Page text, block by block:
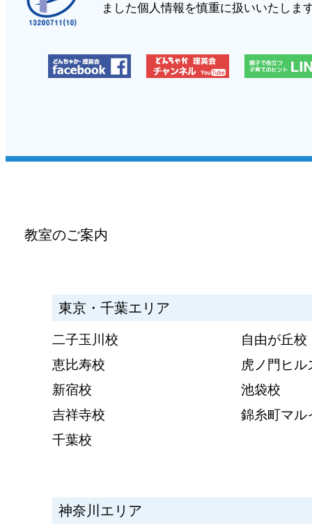
ました個人情報を慎重に扱いいたしま
教室のご案内
東京・千葉エリア
二子玉川校
自由が丘校
恵比寿校
虎ノ門ヒル
新宿校
池袋校
吉祥寺校
錦糸町マル
千葉校
神奈川エリア